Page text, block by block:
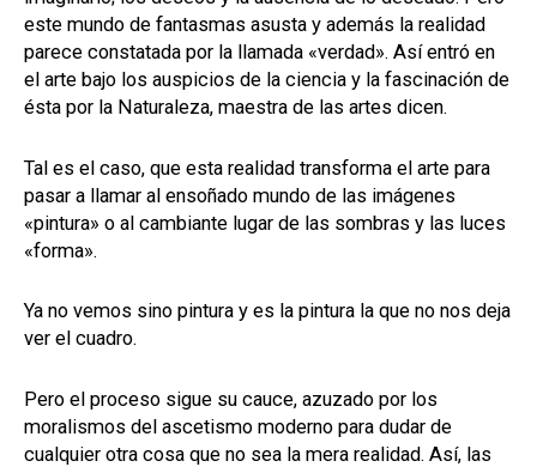
este mundo de fantasmas asusta y además la realidad
parece constatada por la llamada «verdad». Así entró en
el arte bajo los auspicios de la ciencia y la fascinación de
ésta por la Naturaleza, maestra de las artes dicen.
Tal es el caso, que esta realidad transforma el arte para
pasar a llamar al ensoñado mundo de las imágenes
«pintura» o al cambiante lugar de las sombras y las luces
«forma».
Ya no vemos sino pintura y es la pintura la que no nos deja
ver el cuadro.
Pero el proceso sigue su cauce, azuzado por los
moralismos del ascetismo moderno para dudar de
cualquier otra cosa que no sea la mera realidad. Así, las